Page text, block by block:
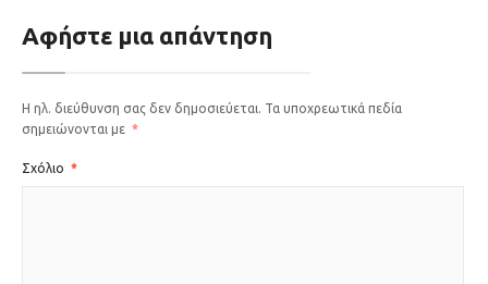
Αφήστε μια απάντηση
Η ηλ. διεύθυνση σας δεν δημοσιεύεται.
Τα υποχρεωτικά πεδία
σημειώνονται με *
Σχόλιο *